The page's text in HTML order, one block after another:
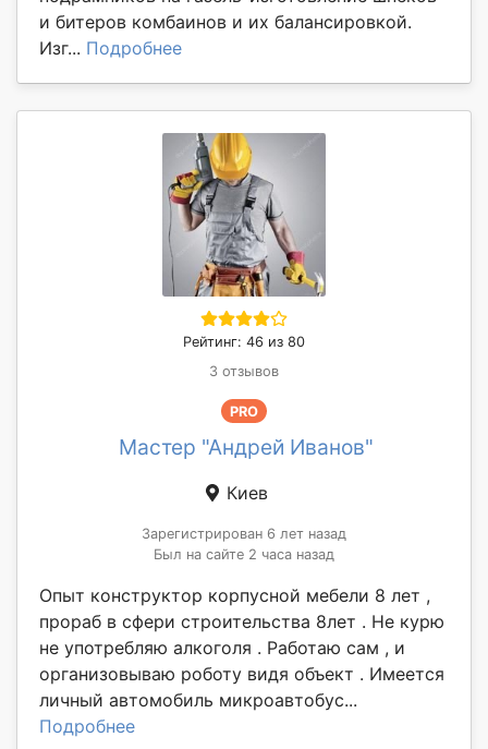
и битеров комбаинов и их балансировкой.
Изг... Подробнее
Рейтинг: 46 из 80
3 отзывов
PRO
Мастер "Андрей Иванов"
Киев
Зарегистрирован 6 лет назад
Был на сайте 2 часа назад
Опыт конструктор корпусной мебели 8 лет ,
прораб в сфери строительства 8лет . Не курю
не употребляю алкоголя . Работаю сам , и
организовываю роботу видя объект . Имеется
личный автомобиль микроавтобус...
Подробнее